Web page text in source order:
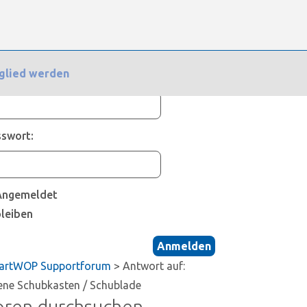
werden
Anmelden
Supportforum >Antwort auf:
Schubkasten / Schublade